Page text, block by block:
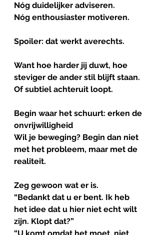
Nóg duidelijker adviseren.
Nóg enthousiaster motiveren.
Spoiler: dat werkt averechts.
Want hoe harder jij duwt, hoe
steviger de ander stil blijft staan.
Of subtiel achteruit loopt.
Begin waar het schuurt: erken de
onvrijwilligheid
Wil je beweging? Begin dan niet
met het probleem, maar met de
realiteit.
Zeg gewoon wat er is.
“Bedankt dat u er bent. Ik heb
het idee dat u hier niet echt wilt
zijn. Klopt dat?”